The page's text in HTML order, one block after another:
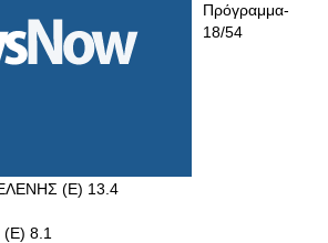
Πρόγραμμα-
18/54
(Ε) 13.4
8.1